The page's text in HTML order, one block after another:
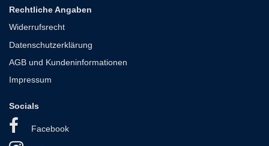
Rechtliche Angaben
Widerrufsrecht
Datenschutzerklärung
AGB und Kundeninformationen
Impressum
Socials
Facebook